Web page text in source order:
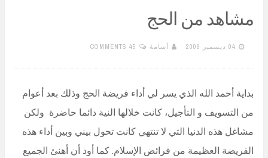
مشاهد من الحج
04 ديسمبر 2009 أسامة 45 COMMENTS
بداية أحمد الله الذي يسر لي أداء فريضة الحج وذلك بعد أعوام
من التسويف و التأجيل، كانت خلالها النية دائما حاضرة ولكن
مشاغل هذه الدنيا التي لا تنتهي كانت تحول بيني وبين أداء هذه
الفريضة العظيمة من فرائض الإسلام. كما أود أن أهنئ الجميع